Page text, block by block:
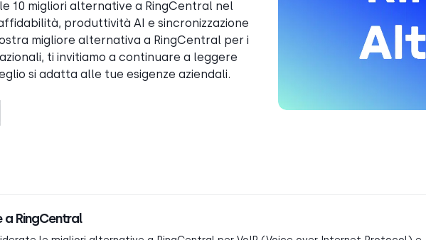
10 migliori alternative a RingCentral nel
produttività AI e sincronizzazione
migliore alternativa a RingCentral per i
ti invitiamo a continuare a leggere
si adatta alle tue esigenze aziendali.
a RingCentral